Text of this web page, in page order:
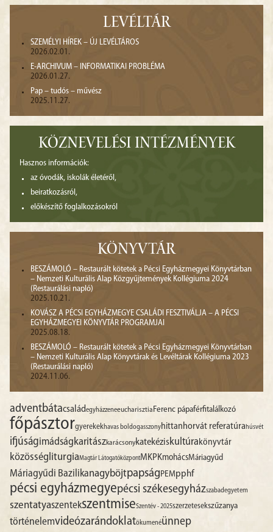
LEVÉLTÁR
SZEMÉLYI HÍREK – ÚJ LEVÉLTÁROS
2026.02.01.
E-ARCHIVUM – INFORMATIKAI PROBLÉMA
2026.01.27.
Pap – tudós – művész
2025.11.27.
KÖZNEVELÉSI INTÉZMÉNYEK
Hasznos információk:
az óvodák, iskolák életéről,
beiratkozásról,
előkészítő foglalkozásokról
KÖNYVTÁR
BESZÁMOLÓ – Restaurált kötetek a Pécsi Egyházmegyei Könyvtárban
– Nemzeti Kulturális Alap Közgyűjtemények Kollégiuma 2024
(Restaurálási napló)
2025.10.21.
KOVÁSZ A PÉCSI EGYHÁZMEGYE CSALÁDI FESZTIVÁLJA – A PÉCSI
EGYHÁZMEGYEI KÖNYVTÁR PROGRAMJAI
2025.08.18.
BESZÁMOLÓ – Restaurált kötetek a Pécsi Egyházmegyei Könyvtárban
– Nemzeti Kulturális Alap Könyvtárak és Levéltárak Kollégiuma 2023
(Restaurálási napló)
2024.11.06.
adventbátacsaládegyházzeneeucharisztiaFerenc pápaférfitalálkozó
főpásztorgyerekekhavas boldogasszonyhittanhorvát referatúrahúsvét
ifjúságimádságkaritászkarácsonykatekéziskultúrakönyvtár
közösségliturgiaMagtár LátogatóközpontMKPKmohácsMáriagyűd
Máriagyűdi BazilikanagyböjtpapságPEMpphf
pécsi egyházmegyepécsi székesegyházszabadegyetem
szentatyaszentekszentmiseSzentév - 2025szerzetesekszűzanya
történelemvideózarándoklatökumenéünnep